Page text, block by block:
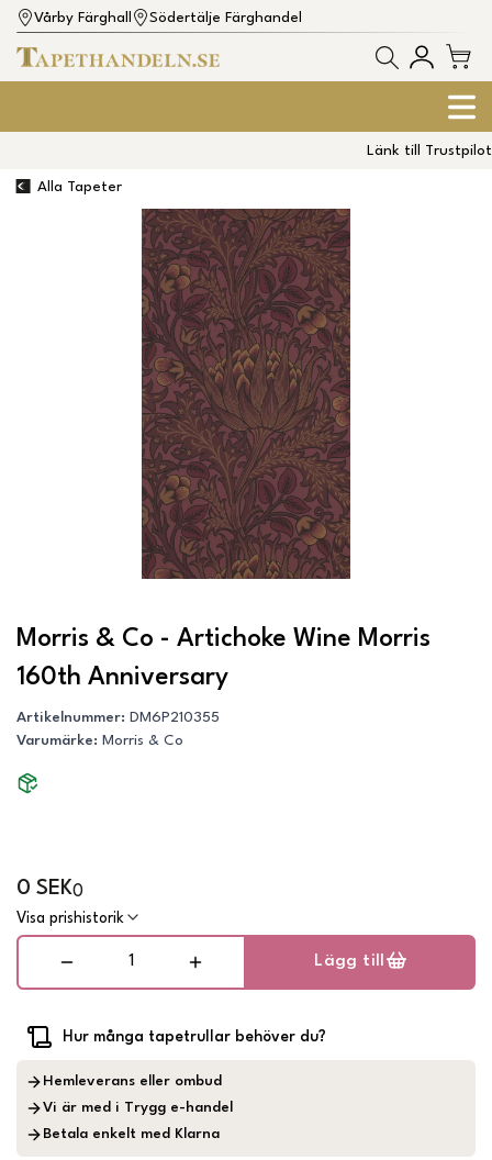
Vårby Färghall Södertälje Färghandel
Länk till Trustpilot
Alla Tapeter
Morris & Co - Artichoke Wine Morris
160th Anniversary
Artikelnummer: DM6P210355
Varumärke: Morris & Co
0 SEK0
Visa prishistorik
Lägg till
Hur många tapetrullar behöver du?
Hemleverans eller ombud
Vi är med i Trygg e-handel
Betala enkelt med Klarna